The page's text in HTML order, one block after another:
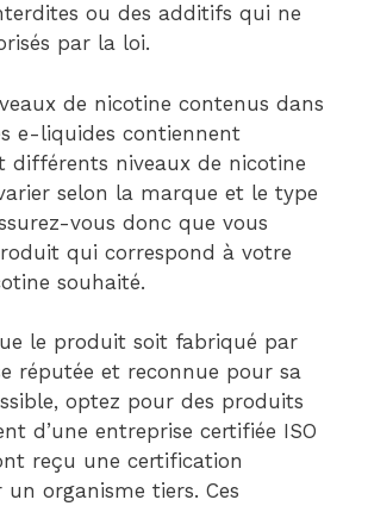
ou des additifs qui ne
par la loi.
de nicotine contenus dans
e-liquides contiennent
différents niveaux de nicotine
selon la marque et le type
vous donc que vous
qui correspond à votre
souhaité.
le produit soit fabriqué par
réputée et reconnue pour sa
optez pour des produits
d’une entreprise certifiée ISO
reçu une certification
organisme tiers. Ces